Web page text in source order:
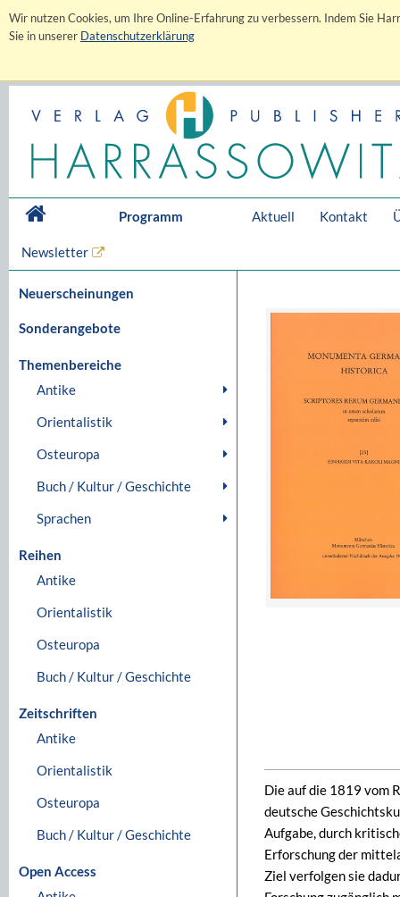
Wir nutzen Cookies, um Ihre Online-Erfahrung zu verbessern. Indem Sie
Sie in unserer Datenschutzerklärung
Programm Aktuell Kontakt
Newsletter
Neuerscheinungen
Sonderangebote
Themenbereiche
Antike
Orientalistik
Osteuropa
Buch / Kultur / Geschichte
Sprachen
Reihen
Antike
Orientalistik
Osteuropa
Buch / Kultur / Geschichte
Zeitschriften
Antike
Orientalistik
Osteuropa
Buch / Kultur / Geschichte
Open Access
Die auf die 1819 vom
deutsche
Aufgabe, durch
Erforschung der
Ziel verfolgen sie